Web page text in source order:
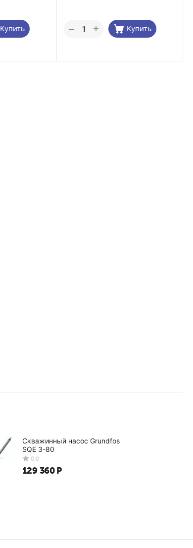
Купить Купить
+
−
Скважинный насос Grundfos
SQE 3-80
129 360 Р